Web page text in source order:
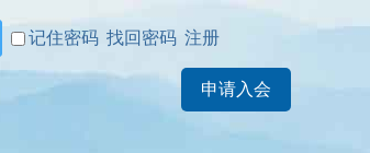
记住密码 找回密码 注册